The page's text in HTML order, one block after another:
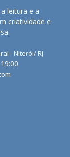
leitura e a
criatividade e
- Niterói/ RJ